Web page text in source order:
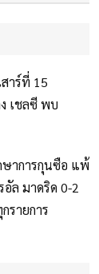
าร์ที่ 15
เชลซี พบ
ษาการกุนซือ แพ้
ล มาดริด 0-2
รายการ